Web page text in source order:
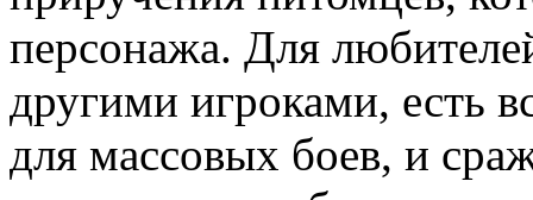
персонажа. Для
другими игроками, есть
для массовых боев, и